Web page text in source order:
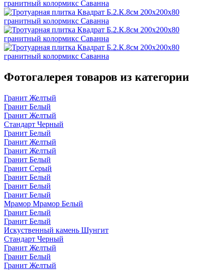
Фотогалерея товаров из категории
Гранит Желтый
Гранит Белый
Гранит Желтый
Стандарт Черный
Гранит Белый
Гранит Желтый
Гранит Желтый
Гранит Белый
Гранит Серый
Гранит Белый
Гранит Белый
Гранит Белый
Мрамор Мрамор Белый
Гранит Белый
Гранит Белый
Искуственный камень Шунгит
Стандарт Черный
Гранит Желтый
Гранит Белый
Гранит Желтый